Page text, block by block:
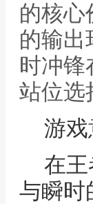
的核心
的输出
时冲锋
站位选
游
在
与瞬时